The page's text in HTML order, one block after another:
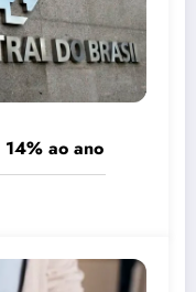
ao ano